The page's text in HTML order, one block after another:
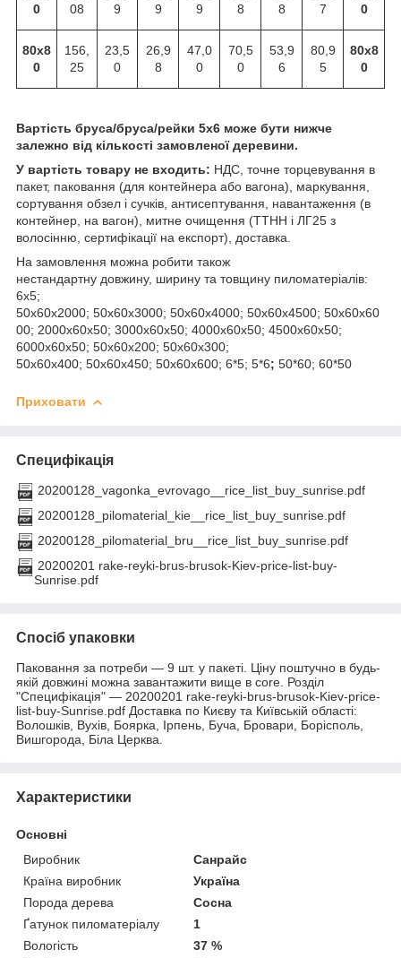
0
08
9
9
9
8
8
7
0
80х8
0
156,
25
23,5
0
26,9
8
47,0
0
70,5
0
53,9
6
80,9
5
80х8
0
Вартість бруса/бруса/рейки 5х6 може бути нижче
залежно від кількості замовленої деревини.
У вартість товару не входить: НДС, точне торцевування в
пакет, паковання (для контейнера або вагона), маркування,
сортування обзел і сучків, антисептування, навантаження (в
контейнер, на вагон), митне очищення (ТТНН і ЛГ25 з
волосінню, сертифікації на експорт), доставка.
На замовлення можна робити також
нестандартну довжину, ширину та товщину пиломатеріалів:
6х5;
50х60х2000; 50х60х3000; 50х60х4000; 50х60х4500; 50х60х60
00; 2000х60х50; 3000х60х50; 4000х60х50; 4500х60х50;
6000х60х50; 50х60х200; 50х60х300;
50х60х400; 50х60х450; 50х60х600; 6*5; 5*6; 50*60; 60*50
Приховати
Специфікація
20200128_vagonka_evrovago__rice_list_buy_sunrise.pdf
20200128_pilomaterial_kie__rice_list_buy_sunrise.pdf
20200128_pilomaterial_bru__rice_list_buy_sunrise.pdf
20200201 rake-reyki-brus-brusok-Kiev-price-list-buy-
Sunrise.pdf
Спосіб упаковки
Паковання за потреби — 9 шт. у пакеті. Ціну поштучно в будь-
якій довжині можна завантажити вище в core. Розділ
"Специфікація" — 20200201 rake-reyki-brus-brusok-Kiev-price-
list-buy-Sunrise.pdf Доставка по Києву та Київській області:
Волошків, Вухів, Боярка, Ірпень, Буча, Бровари, Борісполь,
Вишгорода, Біла Церква.
Характеристики
Основні
Виробник
Санрайс
Країна виробник
Україна
Порода дерева
Сосна
Ґатунок пиломатеріалу
1
Вологість
37 %